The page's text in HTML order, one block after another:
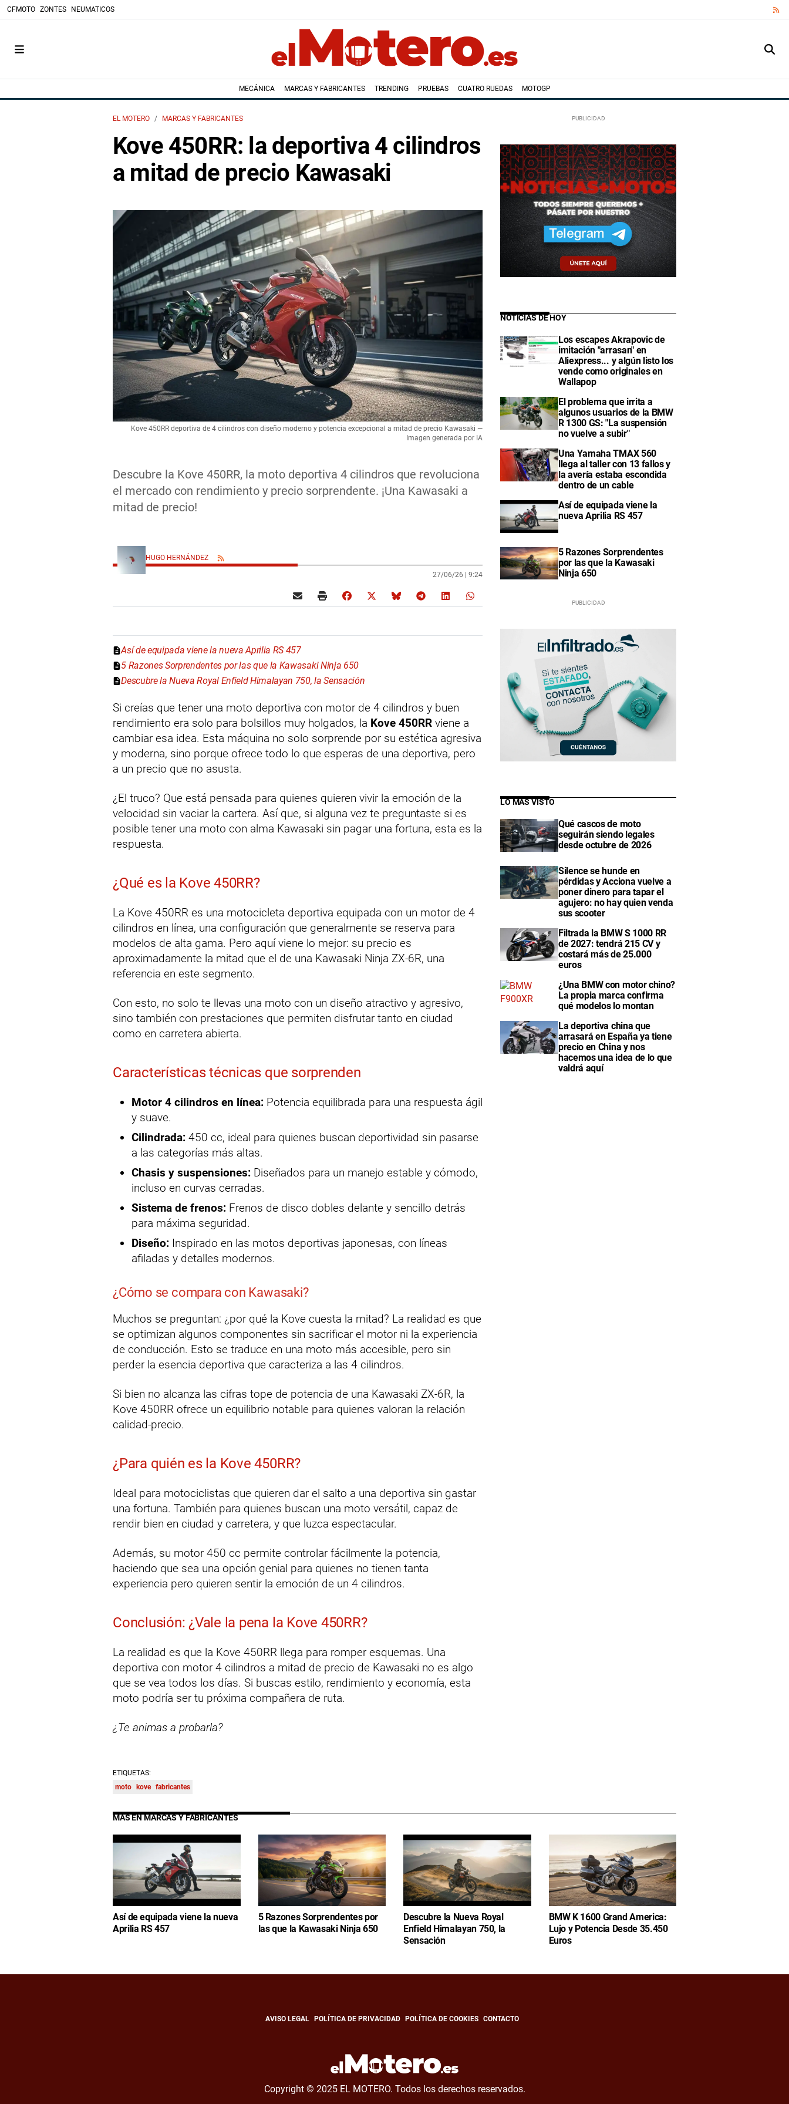
CFMOTO ZONTES NEUMATICOS
MECÁNICA MARCAS Y FABRICANTES TRENDING PRUEBAS CUATRO RUEDAS MOTOGP
EL MOTERO MARCAS Y FABRICANTES
Kove 450RR: la deportiva 4 cilindros
a mitad de precio Kawasaki
Descubre la Kove 450RR, la moto deportiva 4 cilindros que revoluciona
el mercado con rendimiento y precio sorprendente. ¡Una Kawasaki a
mitad de precio!
Kove 450RR deportiva de 4 cilindros con diseño moderno y potencia excepcional a mitad de precio Kawasaki —
Imagen generada por IA
HUGO HERNÁNDEZ
27/06/26 | 9:24
Así de equipada viene la nueva Aprilia RS 457
5 Razones Sorprendentes por las que la Kawasaki Ninja 650
Descubre la Nueva Royal Enfield Himalayan 750, la Sensación
Si creías que tener una moto deportiva con motor de 4 cilindros y buen
rendimiento era solo para bolsillos muy holgados, la Kove 450RR viene a
cambiar esa idea. Esta máquina no solo sorprende por su estética agresiva
y moderna, sino porque ofrece todo lo que esperas de una deportiva, pero
a un precio que no asusta.
¿El truco? Que está pensada para quienes quieren vivir la emoción de la
velocidad sin vaciar la cartera. Así que, si alguna vez te preguntaste si es
posible tener una moto con alma Kawasaki sin pagar una fortuna, esta es la
respuesta.
¿Qué es la Kove 450RR?
La Kove 450RR es una motocicleta deportiva equipada con un motor de 4
cilindros en línea, una configuración que generalmente se reserva para
modelos de alta gama. Pero aquí viene lo mejor: su precio es
aproximadamente la mitad que el de una Kawasaki Ninja ZX-6R, una
referencia en este segmento.
Con esto, no solo te llevas una moto con un diseño atractivo y agresivo,
sino también con prestaciones que permiten disfrutar tanto en ciudad
como en carretera abierta.
Características técnicas que sorprenden
Motor 4 cilindros en línea: Potencia equilibrada para una respuesta ágil
y suave.
Cilindrada: 450 cc, ideal para quienes buscan deportividad sin pasarse
a las categorías más altas.
Chasis y suspensiones: Diseñados para un manejo estable y cómodo,
incluso en curvas cerradas.
Sistema de frenos: Frenos de disco dobles delante y sencillo detrás
para máxima seguridad.
Diseño: Inspirado en las motos deportivas japonesas, con líneas
afiladas y detalles modernos.
¿Cómo se compara con Kawasaki?
Muchos se preguntan: ¿por qué la Kove cuesta la mitad? La realidad es que
se optimizan algunos componentes sin sacrificar el motor ni la experiencia
de conducción. Esto se traduce en una moto más accesible, pero sin
perder la esencia deportiva que caracteriza a las 4 cilindros.
Si bien no alcanza las cifras tope de potencia de una Kawasaki ZX-6R, la
Kove 450RR ofrece un equilibrio notable para quienes valoran la relación
calidad-precio.
¿Para quién es la Kove 450RR?
Ideal para motociclistas que quieren dar el salto a una deportiva sin gastar
una fortuna. También para quienes buscan una moto versátil, capaz de
rendir bien en ciudad y carretera, y que luzca espectacular.
Además, su motor 450 cc permite controlar fácilmente la potencia,
haciendo que sea una opción genial para quienes no tienen tanta
experiencia pero quieren sentir la emoción de un 4 cilindros.
Conclusión: ¿Vale la pena la Kove 450RR?
La realidad es que la Kove 450RR llega para romper esquemas. Una
deportiva con motor 4 cilindros a mitad de precio de Kawasaki no es algo
que se vea todos los días. Si buscas estilo, rendimiento y economía, esta
moto podría ser tu próxima compañera de ruta.
¿Te animas a probarla?
ETIQUETAS:
moto
kove fabricantes
NOTICIAS DE HOY
Los escapes Akrapovic de
imitación "arrasan" en
Aliexpress... y algún listo los
vende como originales en
Wallapop
El problema que irrita a
algunos usuarios de la BMW
R 1300 GS: "La suspensión
no vuelve a subir"
Una Yamaha TMAX 560
llega al taller con 13 fallos y
la avería estaba escondida
dentro de un cable
Así de equipada viene la
nueva Aprilia RS 457
5 Razones Sorprendentes
por las que la Kawasaki
Ninja 650
LO MÁS VISTO
Qué cascos de moto
seguirán siendo legales
desde octubre de 2026
Silence se hunde en
pérdidas y Acciona vuelve a
poner dinero para tapar el
agujero: no hay quien venda
sus scooter
Filtrada la BMW S 1000 RR
de 2027: tendrá 215 CV y
costará más de 25.000
euros
¿Una BMW con motor chino?
La propia marca confirma
qué modelos lo montan
La deportiva china que
arrasará en España ya tiene
precio en China y nos
hacemos una idea de lo que
valdrá aquí
MÁS EN MARCAS Y FABRICANTES
Así de equipada viene la nueva
Aprilia RS 457
5 Razones Sorprendentes por
las que la Kawasaki Ninja 650
Descubre la Nueva Royal
Enfield Himalayan 750, la
Sensación
BMW K 1600 Grand America:
Lujo y Potencia Desde 35.450
Euros
AVISO LEGAL POLÍTICA DE PRIVACIDAD POLÍTICA DE COOKIES CONTACTO
Copyright © 2025 EL MOTERO. Todos los derechos reservados.